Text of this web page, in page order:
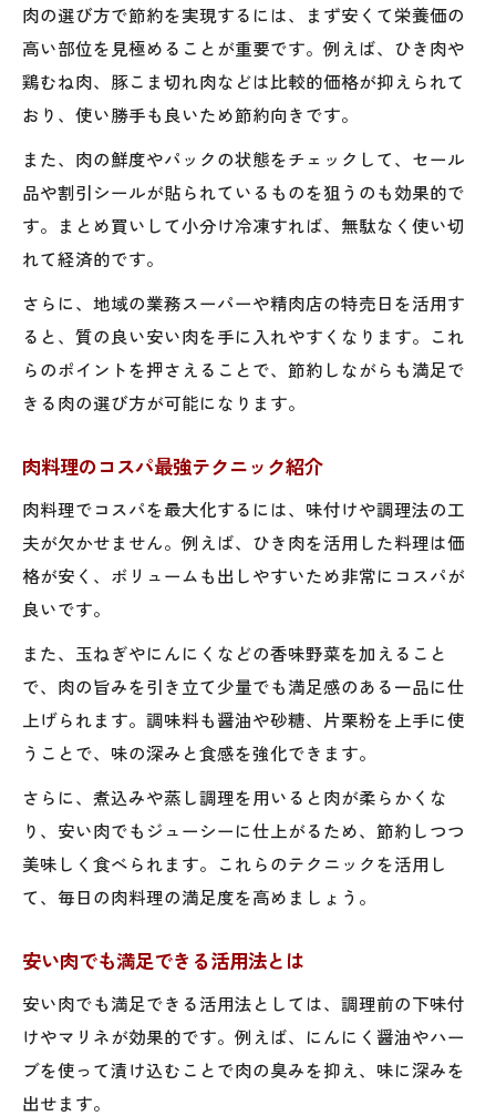
肉の種類別おすすめ健康レシピ紹介
手軽に始める節約肉料理のコツ
肉を安く手に入れる賢い買い方とは
安い肉をおいしく調理するコツを解説
一人暮らし向け肉節約レシピのポイント
時短にもなる肉料理の工夫とアイデア
肉の冷凍保存で節約と時短を両立する
コスパ重視の肉選びで節約生活を実現
安くて美味しい肉の見分け方を紹介
肉の部位を活用した節約術と工夫
一人暮らしにも嬉しい肉選びのコツ
コスパを重視した肉料理入門ガイド
肉のコスパを最大化する調理法とは
安い肉でごちそう感を出すアイデア集
肉を無駄なく使い切るコツと工夫
コスパ重視の肉選びと保存ポイント
一人暮らしに役立つ安い肉の活用法
一人暮らしの肉節約術と調理例紹介
安い肉を使った簡単ボリュームレシピ
余った肉の冷凍とアレンジ活用術
肉の選び方で節約を実現するには、まず安くて栄養価の
高い部位を見極めることが重要です。例えば、ひき肉や
鶏むね肉、豚こま切れ肉などは比較的価格が抑えられて
おり、使い勝手も良いため節約向きです。
また、肉の鮮度やパックの状態をチェックして、セール
品や割引シールが貼られているものを狙うのも効果的で
す。まとめ買いして小分け冷凍すれば、無駄なく使い切
れて経済的です。
さらに、地域の業務スーパーや精肉店の特売日を活用す
ると、質の良い安い肉を手に入れやすくなります。これ
らのポイントを押さえることで、節約しながらも満足で
きる肉の選び方が可能になります。
肉料理のコスパ最強テクニック紹介
肉料理でコスパを最大化するには、味付けや調理法の工
夫が欠かせません。例えば、ひき肉を活用した料理は価
格が安く、ボリュームも出しやすいため非常にコスパが
良いです。
また、玉ねぎやにんにくなどの香味野菜を加えること
で、肉の旨みを引き立て少量でも満足感のある一品に仕
上げられます。調味料も醤油や砂糖、片栗粉を上手に使
うことで、味の深みと食感を強化できます。
さらに、煮込みや蒸し調理を用いると肉が柔らかくな
り、安い肉でもジューシーに仕上がるため、節約しつつ
美味しく食べられます。これらのテクニックを活用し
て、毎日の肉料理の満足度を高めましょう。
安い肉でも満足できる活用法とは
安い肉でも満足できる活用法としては、調理前の下味付
けやマリネが効果的です。例えば、にんにく醤油やハー
ブを使って漬け込むことで肉の臭みを抑え、味に深みを
出せます。